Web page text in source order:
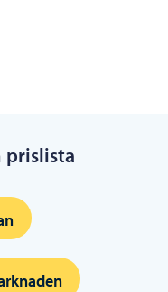
prislista